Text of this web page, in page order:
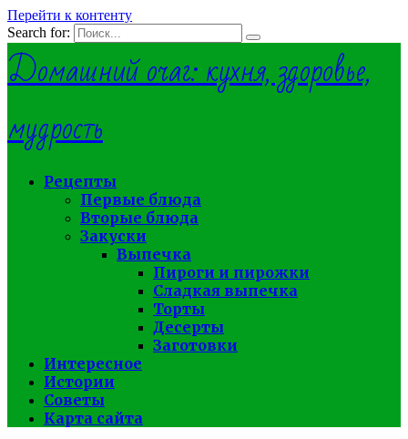
Перейти к контенту
Search for:
Домашний очаг: кухня, здоровье,
мудрость
Рецепты
Первые блюда
Вторые блюда
Закуски
Выпечка
Пироги и пирожки
Сладкая выпечка
Торты
Десерты
Заготовки
Интересное
Истории
Советы
Карта сайта